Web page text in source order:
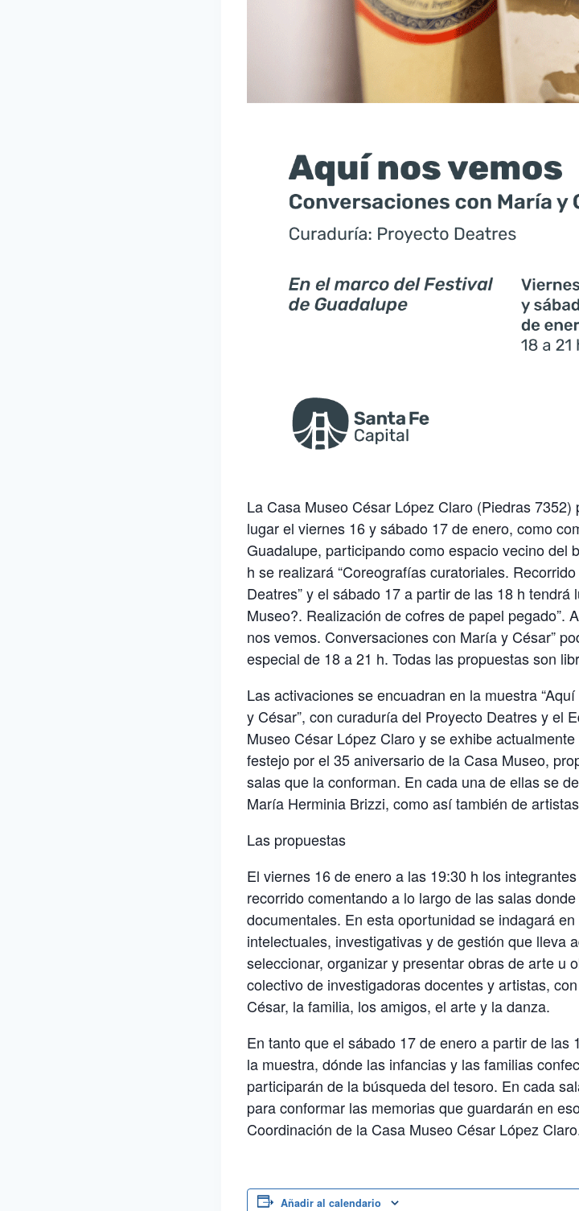
La Casa Museo César López Claro (Piedras
lugar el viernes 16 y sábado 17 de enero, como
Guadalupe, participando como espacio vecino del
h se realizará “Coreografías curatoriales.
Deatres” y el sábado 17 a partir de las 18 h tendrá
Museo?. Realización de cofres de papel pegado”.
nos vemos. Conversaciones con María y César”
especial de 18 a 21 h. Todas las propuestas son
Las activaciones se encuadran en la muestra
y César”, con curaduría del Proyecto Deatres y el
Museo César López Claro y se exhibe
festejo por el 35 aniversario de la Casa Museo,
salas que la conforman. En cada una de ellas se
María Herminia Brizzi, como así también de
Las propuestas
El viernes 16 de enero a las 19:30 h los
recorrido comentando a lo largo de las salas
documentales. En esta oportunidad se indagará
intelectuales, investigativas y de gestión que lleva
seleccionar, organizar y presentar obras de arte u
colectivo de investigadoras docentes y artistas,
César, la familia, los amigos, el arte y la danza.
En tanto que el sábado 17 de enero a partir de las
la muestra, dónde las infancias y las familias
participarán de la búsqueda del tesoro. En cada
para conformar las memorias que guardarán en
Coordinación de la Casa Museo César López
Añadir al calendario